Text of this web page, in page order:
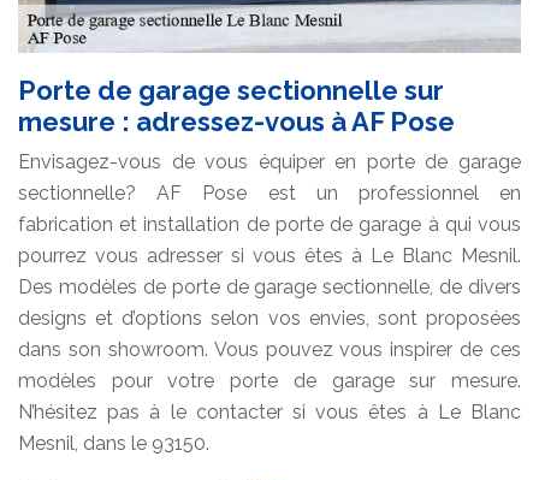
Porte de garage sectionnelle sur
mesure : adressez-vous à AF Pose
Envisagez-vous de vous équiper en porte de garage
sectionnelle? AF Pose est un professionnel en
fabrication et installation de porte de garage à qui vous
pourrez vous adresser si vous êtes à Le Blanc Mesnil.
Des modèles de porte de garage sectionnelle, de divers
designs et d’options selon vos envies, sont proposées
dans son showroom. Vous pouvez vous inspirer de ces
modèles pour votre porte de garage sur mesure.
N’hésitez pas à le contacter si vous êtes à Le Blanc
Mesnil, dans le 93150.